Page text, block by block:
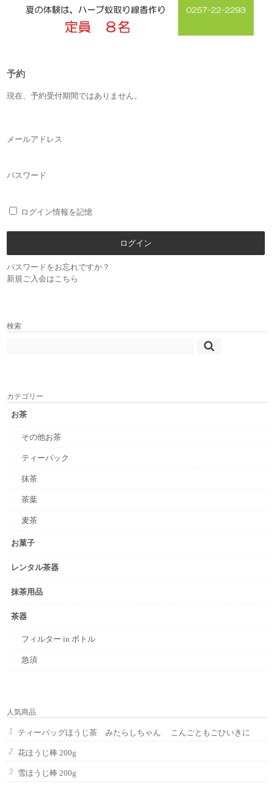
予約
現在、予約受付期間ではありません。
メールアドレス
パスワード
ログイン情報を記憶
パスワードをお忘れですか？
新規ご入会はこちら
検索
カテゴリー
お茶
その他お茶
ティーバック
抹茶
茶葉
麦茶
お菓子
レンタル茶器
抹茶用品
茶器
フィルター in ボトル
急須
人気商品
ティーバッグほうじ茶 みたらしちゃん こんごともごひいきに
花ほうじ棒 200g
雪ほうじ棒 200g